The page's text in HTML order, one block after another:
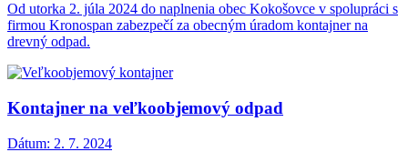
Od utorka 2. júla 2024 do naplnenia obec Kokošovce v spolupráci s
firmou Kronospan zabezpečí za obecným úradom kontajner na
drevný odpad.
Kontajner na veľkoobjemový odpad
Dátum: 2. 7. 2024